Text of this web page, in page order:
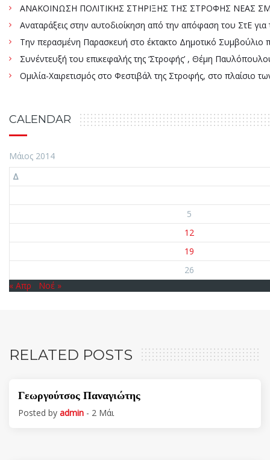
ΑΝΑΚΟΙΝΩΣΗ ΠΟΛΙΤΙΚΗΣ ΣΤΗΡΙΞΗΣ ΤΗΣ ΣΤΡΟΦΗΣ ΝΕΑΣ
Αναταράξεις στην αυτοδιοίκηση από την απόφαση του ΣτΕ
Την περασμένη Παρασκευή στο έκτακτο Δημοτικό Συμβούλιο
Συνέντευξή του επικεφαλής της ‘Στροφής’ , Θέμη
Ομιλία-Χαιρετισμός στο Φεστιβάλ της Στροφής, στο πλαίσιο
CALENDAR
Μάιος 2014
Δ
5
12
19
26
« Απρ
Νοέ »
RELATED POSTS
Γεωργούτσος Παναγιώτης
Posted by admin - 2 Μάι